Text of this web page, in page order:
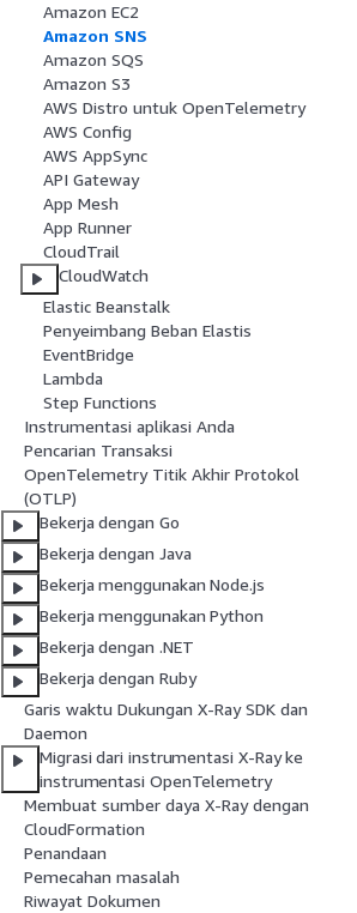
Amazon EC2
Amazon SNS
Amazon SQS
Amazon S3
AWS Distro untuk OpenTelemetry
AWS Config
AWS AppSync
API Gateway
App Mesh
App Runner
CloudTrail
CloudWatch
Elastic Beanstalk
Penyeimbang Beban Elastis
EventBridge
Lambda
Step Functions
Instrumentasi aplikasi Anda
Pencarian Transaksi
OpenTelemetry Titik Akhir Protokol
(OTLP)
Bekerja dengan Go
Bekerja dengan Java
Bekerja menggunakan Node.js
Bekerja menggunakan Python
Bekerja dengan .NET
Bekerja dengan Ruby
Garis waktu Dukungan X-Ray SDK dan
Daemon
Migrasi dari instrumentasi X-Ray ke
instrumentasi OpenTelemetry
Membuat sumber daya X-Ray dengan
CloudFormation
Penandaan
Pemecahan masalah
Riwayat Dokumen